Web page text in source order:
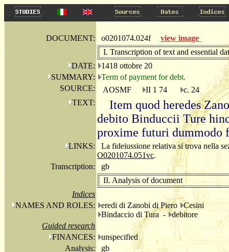
DOCUMENT: o0201074.024f
view image
I. Transcription of text and essential
DATE:
1418 ottobre 20
SUMMARY:
Term of payment for debt.
SOURCE:
AOSMF II 1 74
c. 24
TEXT:
Item quod heredes
debito Binduccii Ture
proxime futuri dummodo
LINKS:
La fideiussione relativa si trova nella
O0201074.051vc.
Transcription:
gb
II. Analysis of document
Indices
NAMES AND ROLES:
eredi di Zanobi di Piero
Cesini
Bindaccio di Tura - debitore
Guided research
FINANCES:
unspecified
Analysis:
gb